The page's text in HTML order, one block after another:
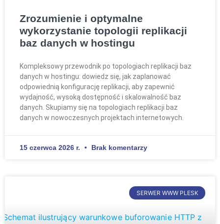
Zrozumienie i optymalne
wykorzystanie topologii replikacji
baz danych w hostingu
Kompleksowy przewodnik po topologiach replikacji baz
danych w hostingu: dowiedz się, jak zaplanować
odpowiednią konfigurację replikacji, aby zapewnić
wydajność, wysoką dostępność i skalowalność baz
danych. Skupiamy się na topologiach replikacji baz
danych w nowoczesnych projektach internetowych.
15 czerwca 2026 r. Brak komentarzy
SERWER WWW PLESK